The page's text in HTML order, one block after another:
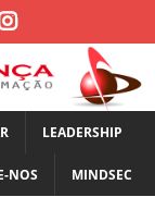
LEADERSHIP
NOS MINDSEC